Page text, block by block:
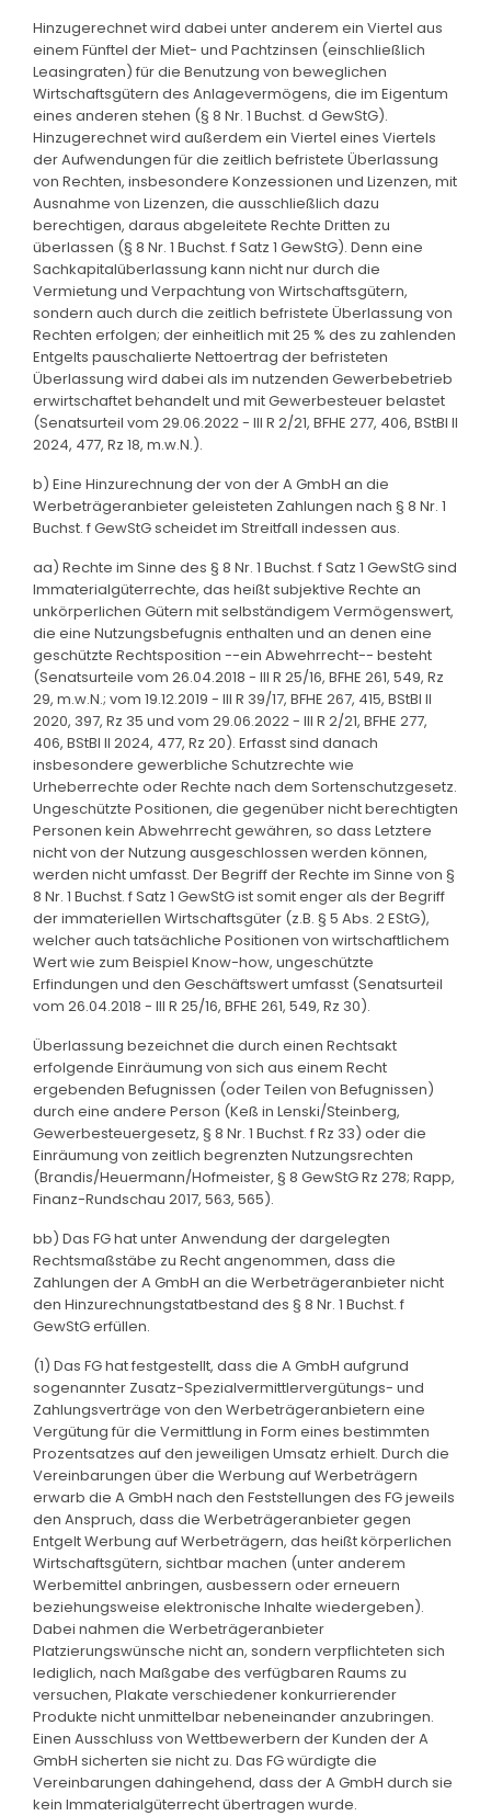
Hinzugerechnet wird dabei unter anderem ein Viertel aus
einem Fünftel der Miet- und Pachtzinsen (einschließlich
Leasingraten) für die Benutzung von beweglichen
Wirtschaftsgütern des Anlagevermögens, die im Eigentum
eines anderen stehen (§ 8 Nr. 1 Buchst. d GewStG).
Hinzugerechnet wird außerdem ein Viertel eines Viertels
der Aufwendungen für die zeitlich befristete Überlassung
von Rechten, insbesondere Konzessionen und Lizenzen, mit
Ausnahme von Lizenzen, die ausschließlich dazu
berechtigen, daraus abgeleitete Rechte Dritten zu
überlassen (§ 8 Nr. 1 Buchst. f Satz 1 GewStG). Denn eine
Sachkapitalüberlassung kann nicht nur durch die
Vermietung und Verpachtung von Wirtschaftsgütern,
sondern auch durch die zeitlich befristete Überlassung von
Rechten erfolgen; der einheitlich mit 25 % des zu zahlenden
Entgelts pauschalierte Nettoertrag der befristeten
Überlassung wird dabei als im nutzenden Gewerbebetrieb
erwirtschaftet behandelt und mit Gewerbesteuer belastet
(Senatsurteil vom 29.06.2022 - III R 2/21, BFHE 277, 406, BStBl II
2024, 477, Rz 18, m.w.N.).
b) Eine Hinzurechnung der von der A GmbH an die
Werbeträgeranbieter geleisteten Zahlungen nach § 8 Nr. 1
Buchst. f GewStG scheidet im Streitfall indessen aus.
aa) Rechte im Sinne des § 8 Nr. 1 Buchst. f Satz 1 GewStG sind
Immaterialgüterrechte, das heißt subjektive Rechte an
unkörperlichen Gütern mit selbständigem Vermögenswert,
die eine Nutzungsbefugnis enthalten und an denen eine
geschützte Rechtsposition --ein Abwehrrecht-- besteht
(Senatsurteile vom 26.04.2018 - III R 25/16, BFHE 261, 549, Rz
29, m.w.N.; vom 19.12.2019 - III R 39/17, BFHE 267, 415, BStBl II
2020, 397, Rz 35 und vom 29.06.2022 - III R 2/21, BFHE 277,
406, BStBl II 2024, 477, Rz 20). Erfasst sind danach
insbesondere gewerbliche Schutzrechte wie
Urheberrechte oder Rechte nach dem Sortenschutzgesetz.
Ungeschützte Positionen, die gegenüber nicht berechtigten
Personen kein Abwehrrecht gewähren, so dass Letztere
nicht von der Nutzung ausgeschlossen werden können,
werden nicht umfasst. Der Begriff der Rechte im Sinne von §
8 Nr. 1 Buchst. f Satz 1 GewStG ist somit enger als der Begriff
der immateriellen Wirtschaftsgüter (z.B. § 5 Abs. 2 EStG),
welcher auch tatsächliche Positionen von wirtschaftlichem
Wert wie zum Beispiel Know-how, ungeschützte
Erfindungen und den Geschäftswert umfasst (Senatsurteil
vom 26.04.2018 - III R 25/16, BFHE 261, 549, Rz 30).
Überlassung bezeichnet die durch einen Rechtsakt
erfolgende Einräumung von sich aus einem Recht
ergebenden Befugnissen (oder Teilen von Befugnissen)
durch eine andere Person (Keß in Lenski/Steinberg,
Gewerbesteuergesetz, § 8 Nr. 1 Buchst. f Rz 33) oder die
Einräumung von zeitlich begrenzten Nutzungsrechten
(Brandis/Heuermann/Hofmeister, § 8 GewStG Rz 278; Rapp,
Finanz-Rundschau 2017, 563, 565).
bb) Das FG hat unter Anwendung der dargelegten
Rechtsmaßstäbe zu Recht angenommen, dass die
Zahlungen der A GmbH an die Werbeträgeranbieter nicht
den Hinzurechnungstatbestand des § 8 Nr. 1 Buchst. f
GewStG erfüllen.
(1) Das FG hat festgestellt, dass die A GmbH aufgrund
sogenannter Zusatz-Spezialvermittlervergütungs- und
Zahlungsverträge von den Werbeträgeranbietern eine
Vergütung für die Vermittlung in Form eines bestimmten
Prozentsatzes auf den jeweiligen Umsatz erhielt. Durch die
Vereinbarungen über die Werbung auf Werbeträgern
erwarb die A GmbH nach den Feststellungen des FG jeweils
den Anspruch, dass die Werbeträgeranbieter gegen
Entgelt Werbung auf Werbeträgern, das heißt körperlichen
Wirtschaftsgütern, sichtbar machen (unter anderem
Werbemittel anbringen, ausbessern oder erneuern
beziehungsweise elektronische Inhalte wiedergeben).
Dabei nahmen die Werbeträgeranbieter
Platzierungswünsche nicht an, sondern verpflichteten sich
lediglich, nach Maßgabe des verfügbaren Raums zu
versuchen, Plakate verschiedener konkurrierender
Produkte nicht unmittelbar nebeneinander anzubringen.
Einen Ausschluss von Wettbewerbern der Kunden der A
GmbH sicherten sie nicht zu. Das FG würdigte die
Vereinbarungen dahingehend, dass der A GmbH durch sie
kein Immaterialgüterrecht übertragen wurde.